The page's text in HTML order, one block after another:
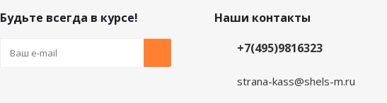
Будьте всегда в курсе!
Наши контакты
+7(495)9816323
strana-kass@shels-m.ru